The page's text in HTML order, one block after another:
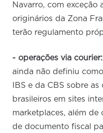
Navarro, com exceção
originários da Zona
terão regulamento
- operações via
ainda não definiu
IBS e da CBS sobre
brasileiros em sites
marketplaces, além de
de documento fiscal